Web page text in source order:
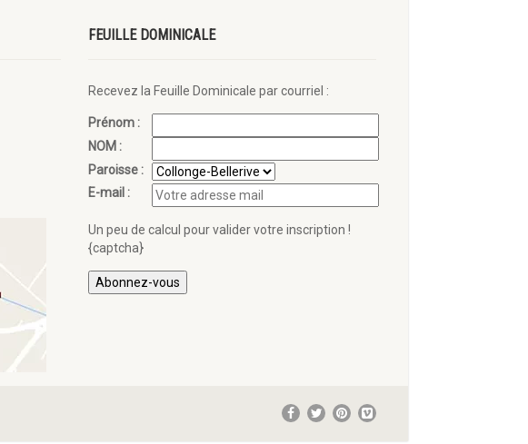
FEUILLE DOMINICALE
Recevez la Feuille Dominicale par courriel :
Prénom :
NOM :
Paroisse :
E-mail :
Un peu de calcul pour valider votre inscription !
{captcha}